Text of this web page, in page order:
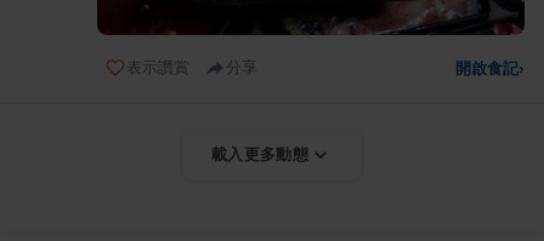
表示讚賞 分享 開啟食記›
載入更多動態